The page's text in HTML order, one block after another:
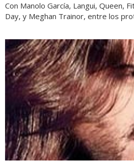
Con Manolo García, Langui, Queen,
Day, y Meghan Trainor, entre los